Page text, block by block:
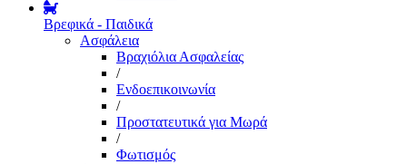
Βρεφικά - Παιδικά
Ασφάλεια
Βραχιόλια Ασφαλείας
/
Ενδοεπικοινωνία
/
Προστατευτικά για Μωρά
/
Φωτισμός